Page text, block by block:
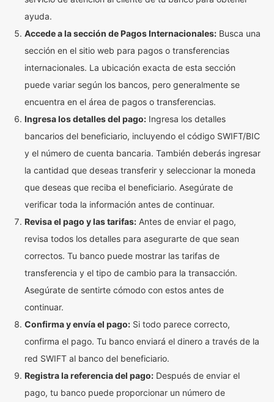
ayuda.
Accede a la sección de Pagos Internacionales: Busca una
sección en el sitio web para pagos o transferencias
internacionales. La ubicación exacta de esta sección
puede variar según los bancos, pero generalmente se
encuentra en el área de pagos o transferencias.
Ingresa los detalles del pago: Ingresa los detalles
bancarios del beneficiario, incluyendo el código SWIFT/BIC
y el número de cuenta bancaria. También deberás ingresar
la cantidad que deseas transferir y seleccionar la moneda
que deseas que reciba el beneficiario. Asegúrate de
verificar toda la información antes de continuar.
Revisa el pago y las tarifas: Antes de enviar el pago,
revisa todos los detalles para asegurarte de que sean
correctos. Tu banco puede mostrar las tarifas de
transferencia y el tipo de cambio para la transacción.
Asegúrate de sentirte cómodo con estos antes de
continuar.
Confirma y envía el pago: Si todo parece correcto,
confirma el pago. Tu banco enviará el dinero a través de la
red SWIFT al banco del beneficiario.
Registra la referencia del pago: Después de enviar el
pago, tu banco puede proporcionar un número de